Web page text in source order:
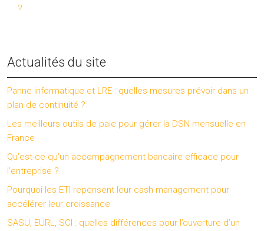
?
Actualités du site
Panne informatique et LRE : quelles mesures prévoir dans un
plan de continuité ?
Les meilleurs outils de paie pour gérer la DSN mensuelle en
France
Qu’est-ce qu’un accompagnement bancaire efficace pour
l’entreprise ?
Pourquoi les ETI repensent leur cash management pour
accélérer leur croissance
SASU, EURL, SCI : quelles différences pour l’ouverture d’un